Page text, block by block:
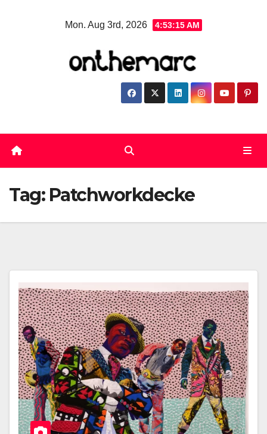
Mon. Aug 3rd, 2026 4:53:16 AM
Tag: Patchworkdecke